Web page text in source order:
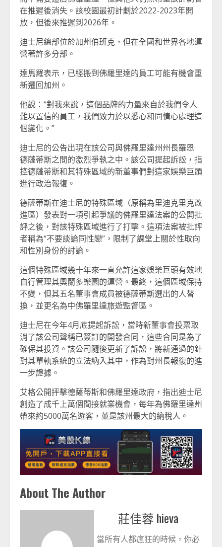
在推遲後消失。該校園最初計劃於2022-2023年開
放，但後來推遲到2026年。
迪士尼總部位於加州伯班克，但在全國和世界各地運
營著許多分部。
達馬羅表示，已經搬到佛羅里達的員工可能有機會重
新遷回加州。
他說：“對我來說，這個品牌的力量來自於我們令人
難以置信的員工，我們致力於以悉心和同情心處理這
個變化。”
迪士尼的公告出現在該公司與佛羅里達州州長羅恩·
德薩蒂斯之間的激烈爭執之中。該公司提起訴訟，指
控德薩蒂斯和其特殊區域的新董事們對這家娛樂巨頭
進行政治報復。
德薩蒂斯在迪士尼的特殊區域（原稱為里迪克里克改
進區）發表對一項引起爭議的佛羅里達法案的公開批
評之後，對該特殊區域進行了打擊。這項法案被批評
者稱為“不要談論同性戀”，限制了課堂上關於性取向
和性別身份的討論。
這個特殊區域幾十年來一直允許這家娛樂巨頭有效地
自行管理其奧蘭多樂園的運營。最終，這個區域保持
不變，但其五名董事會成員被德薩蒂斯選出的人替
換，並更名為中佛羅里達旅遊監督區。
迪士尼在今年4月底提起訴訟，當時新董事會投票取
消了該公司聲稱已簽訂的開發合同，這些合同是為了
確保其投資。該公司隨後更新了訴訟，將新通過的針
對其單軌系統的立法納入其中，作為對州長報復的進
一步證據。
艾格公開抨擊德薩蒂斯和佛羅里達政府，指出迪士尼
創造了成千上萬個間接就業機會，每年為佛羅里達州
帶來約5000萬名遊客，並是該州最大的納稅人。
About The Author
莊佳蓉 hieva
當所有人都瘋狂的時候，你必